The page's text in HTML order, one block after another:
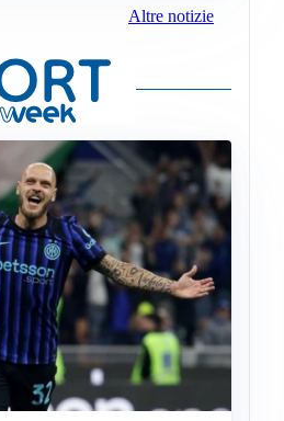
Altre notizie